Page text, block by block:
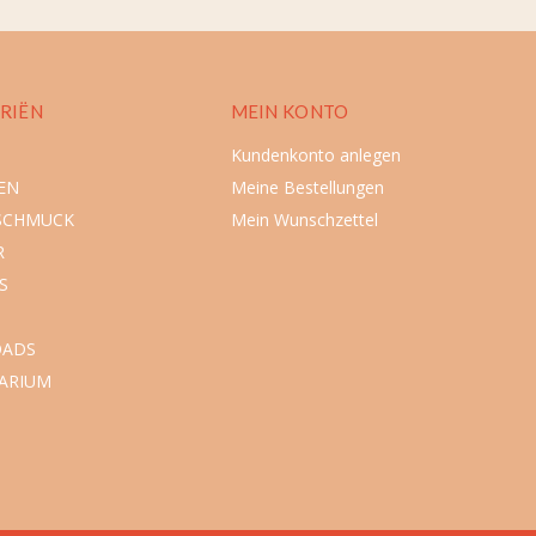
MEIN KONTO
Kundenkonto anlegen
Meine Bestellungen
Mein Wunschzettel